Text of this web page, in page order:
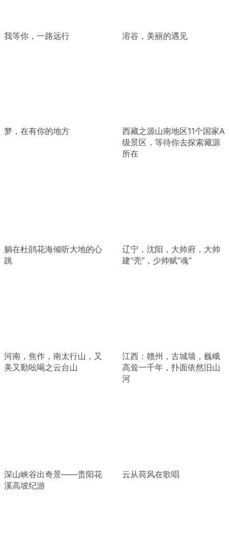
我等你，一路远行 溶谷，美丽的遇见
梦，在有你的地方
西藏之源山南地区11个国家A
级景区，等待你去探索藏源
所在
躺在杜鹃花海倾听大地的心
跳
辽宁，沈阳，大帅府，大帅
建“壳”，少帅赋“魂”
河南，焦作，南太行山，又
美又勤吆喝之云台山
江西：赣州，古城墙，巍峨
高耸一千年，扑面依然旧山
河
深山峡谷出奇景——贵阳花
溪高坡纪游
云从荷风在歌唱